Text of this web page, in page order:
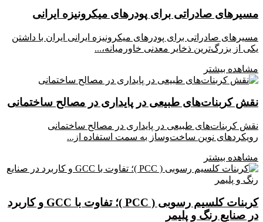
مسیرهای صادراتی برای پودرهای میکرونیزه ایرانی
مسیرهای صادراتی برای پودرهای میکرونیزه ایرانی ایران با داشتن
یکی از بزرگ‌ترین ذخایر معدنی خاورمیانه،...
مشاهده بیشتر
نقش کربنات‌های طبیعی در پایداری در مصالح ساختمانی
نقش کربنات‌های طبیعی در پایداری در مصالح ساختمانی
رویکردهای نوین ساخت‌وساز به سمت استفاده از...
مشاهده بیشتر
کربنات کلسیم رسوبی ( PCC )؛ تفاوت با GCC و کاربرد
در صنایع رنگ و پلیمر